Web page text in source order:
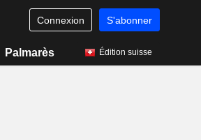
Connexion S'abonner
Palmarès Édition suisse